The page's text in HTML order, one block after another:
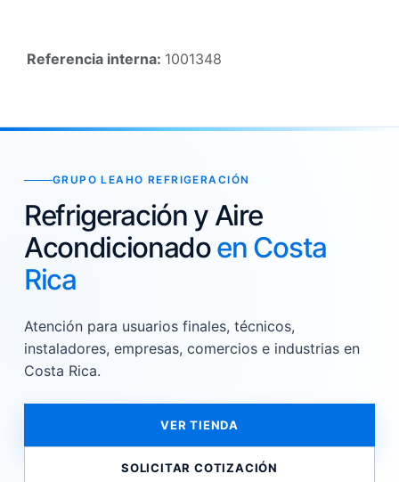
Referencia interna: 1001348
GRUPO LEAHO REFRIGERACIÓN
Refrigeración y Aire
Acondicionadoen Costa
Rica
Atención para usuarios finales, técnicos,
instaladores, empresas, comercios e industrias en
Costa Rica.
VER TIENDA
SOLICITAR COTIZACIÓN